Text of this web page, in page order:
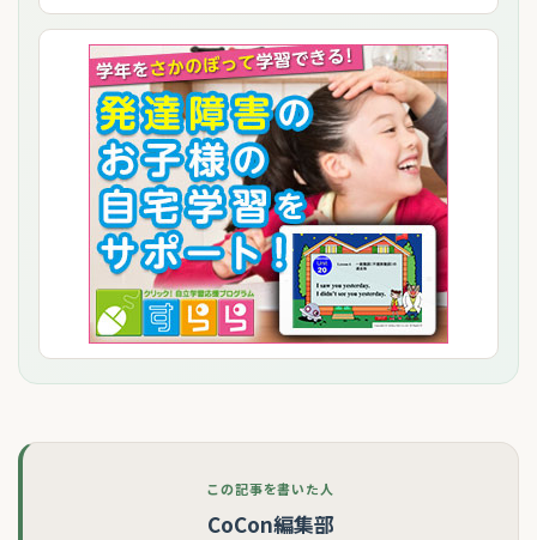
この記事を書いた人
CoCon編集部